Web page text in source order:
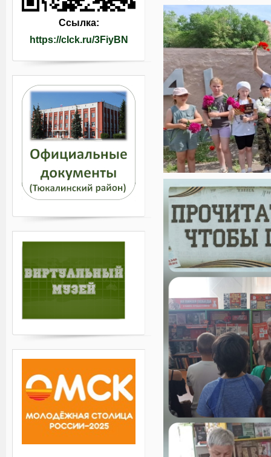
Ссылка:
https://clck.ru/3FiyBN